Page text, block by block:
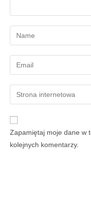
Zapamiętaj moje dane w
kolejnych komentarzy.